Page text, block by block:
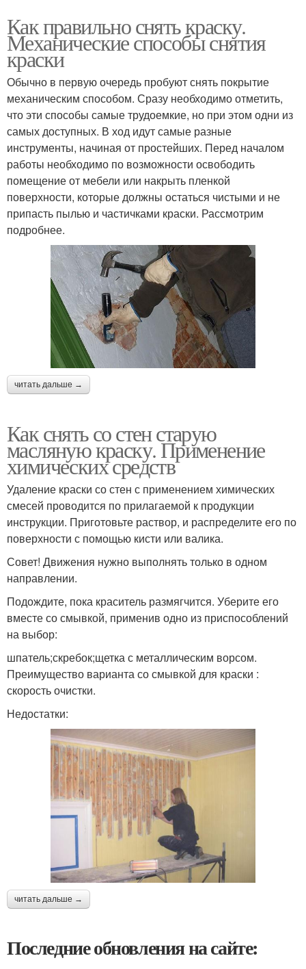
Как правильно снять краску.
Механические способы снятия
краски
Обычно в первую очередь пробуют снять покрытие
механическим способом. Сразу необходимо отметить,
что эти способы самые трудоемкие, но при этом одни из
самых доступных. В ход идут самые разные
инструменты, начиная от простейших. Перед началом
работы необходимо по возможности освободить
помещение от мебели или накрыть пленкой
поверхности, которые должны остаться чистыми и не
припасть пылью и частичками краски. Рассмотрим
подробнее.
читать дальше →
Как снять со стен старую
масляную краску. Применение
химических средств
Удаление краски со стен с применением химических
смесей проводится по прилагаемой к продукции
инструкции. Приготовьте раствор, и распределите его по
поверхности с помощью кисти или валика.
Совет! Движения нужно выполнять только в одном
направлении.
Подождите, пока краситель размягчится. Уберите его
вместе со смывкой, применив одно из приспособлений
на выбор:
шпатель;скребок;щетка с металлическим ворсом.
Преимущество варианта со смывкой для краски :
скорость очистки.
Недостатки:
читать дальше →
Последние обновления на сайте: